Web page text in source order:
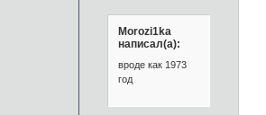
Morozi1ka
написал(а):
вроде как 1973
год